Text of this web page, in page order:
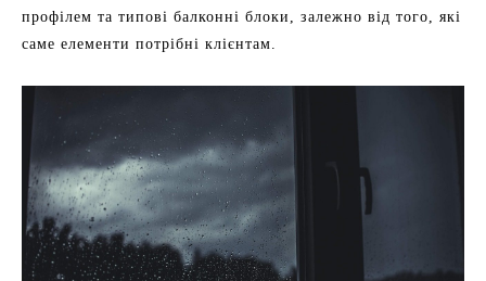
профілем та типові балконні блоки, залежно від того, які
саме елементи потрібні клієнтам.